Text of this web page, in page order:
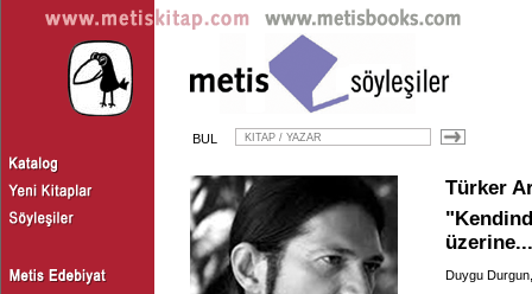
BUL
Türker
Duygu